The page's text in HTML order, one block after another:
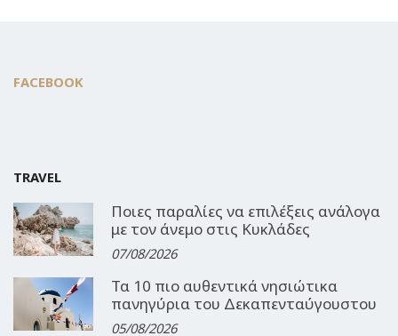
FACEBOOK
TRAVEL
Ποιες παραλίες να επιλέξεις ανάλογα
με τον άνεμο στις Κυκλάδες
07/08/2026
Τα 10 πιο αυθεντικά νησιώτικα
πανηγύρια του Δεκαπενταύγουστου
05/08/2026